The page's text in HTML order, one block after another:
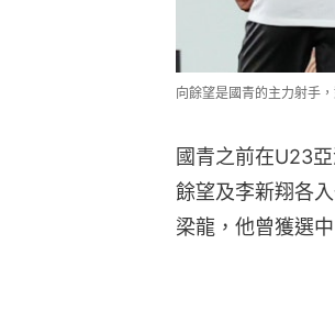
向餘望是國青的主力射手
國青之前在U23
餘望及李新翔各
梁龍，他曾獲選